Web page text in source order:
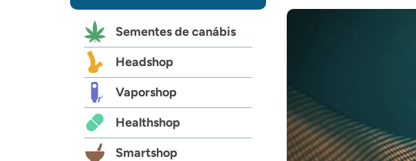
Sementes de canábis
Headshop
Vaporshop
Healthshop
Smartshop